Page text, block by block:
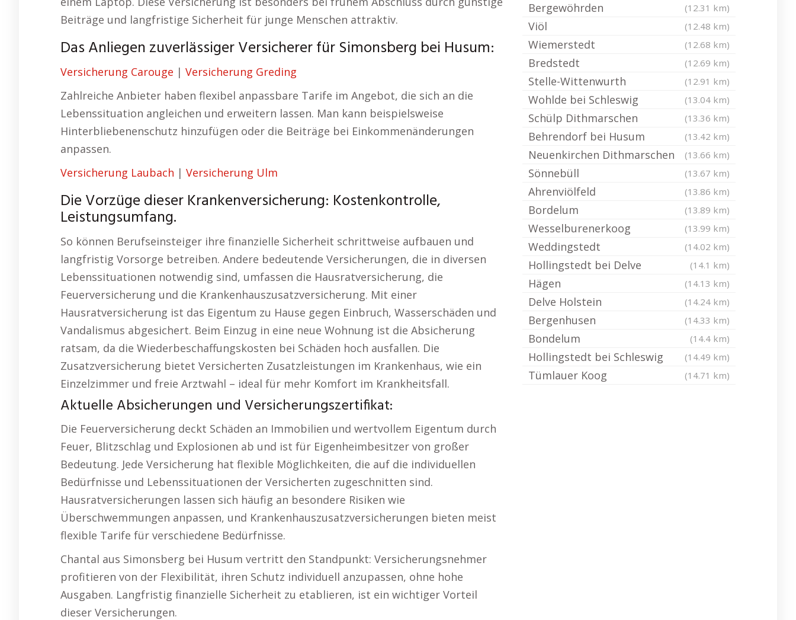
Beiträge und langfristige Sicherheit für junge Menschen attraktiv.
Das Anliegen zuverlässiger Versicherer für Simonsberg bei Husum:
Versicherung Carouge | Versicherung Greding
Zahlreiche Anbieter haben flexibel anpassbare Tarife im Angebot, die sich an die
Lebenssituation angleichen und erweitern lassen. Man kann beispielsweise
Hinterbliebenenschutz hinzufügen oder die Beiträge bei Einkommenänderungen
anpassen.
Versicherung Laubach | Versicherung Ulm
Die Vorzüge dieser Krankenversicherung: Kostenkontrolle,
Leistungsumfang.
So können Berufseinsteiger ihre finanzielle Sicherheit schrittweise aufbauen und
langfristig Vorsorge betreiben. Andere bedeutende Versicherungen, die in diversen
Lebenssituationen notwendig sind, umfassen die Hausratversicherung, die
Feuerversicherung und die Krankenhauszusatzversicherung. Mit einer
Hausratversicherung ist das Eigentum zu Hause gegen Einbruch, Wasserschäden und
Vandalismus abgesichert. Beim Einzug in eine neue Wohnung ist die Absicherung
ratsam, da die Wiederbeschaffungskosten bei Schäden hoch ausfallen. Die
Zusatzversicherung bietet Versicherten Zusatzleistungen im Krankenhaus, wie ein
Einzelzimmer und freie Arztwahl – ideal für mehr Komfort im Krankheitsfall.
Aktuelle Absicherungen und Versicherungszertifikat:
Die Feuerversicherung deckt Schäden an Immobilien und wertvollem Eigentum durch
Feuer, Blitzschlag und Explosionen ab und ist für Eigenheimbesitzer von großer
Bedeutung. Jede Versicherung hat flexible Möglichkeiten, die auf die individuellen
Bedürfnisse und Lebenssituationen der Versicherten zugeschnitten sind.
Hausratversicherungen lassen sich häufig an besondere Risiken wie
Überschwemmungen anpassen, und Krankenhauszusatzversicherungen bieten meist
flexible Tarife für verschiedene Bedürfnisse.
Chantal aus Simonsberg bei Husum vertritt den Standpunkt: Versicherungsnehmer
profitieren von der Flexibilität, ihren Schutz individuell anzupassen, ohne hohe
Ausgaben. Langfristig finanzielle Sicherheit zu etablieren, ist ein wichtiger Vorteil
dieser Versicherungen.
Bergewöhrden (12.31 km)
Viöl (12.48 km)
Wiemerstedt (12.68 km)
Bredstedt (12.69 km)
Stelle-Wittenwurth (12.91 km)
Wohlde bei Schleswig (13.04 km)
Schülp Dithmarschen (13.36 km)
Behrendorf bei Husum (13.42 km)
Neuenkirchen Dithmarschen (13.66 km)
Sönnebüll (13.67 km)
Ahrenviölfeld (13.86 km)
Bordelum (13.89 km)
Wesselburenerkoog (13.99 km)
Weddingstedt (14.02 km)
Hollingstedt bei Delve (14.1 km)
Hägen (14.13 km)
Delve Holstein (14.24 km)
Bergenhusen (14.33 km)
Bondelum (14.4 km)
Hollingstedt bei Schleswig (14.49 km)
Tümlauer Koog (14.71 km)